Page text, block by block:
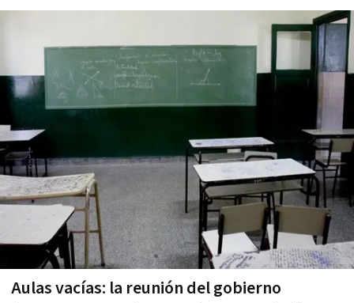
Aulas vací­as: la reunión del gobierno